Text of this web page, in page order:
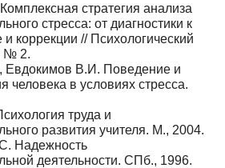
стратегия анализа
стресса: от диагностики к
и коррекции // Психологический
№ 2.
Евдокимов В.И. Поведение и
человека в условиях стресса.
труда и
развития учителя. М., 2004.
Надежность
деятельности. СПб., 1996.